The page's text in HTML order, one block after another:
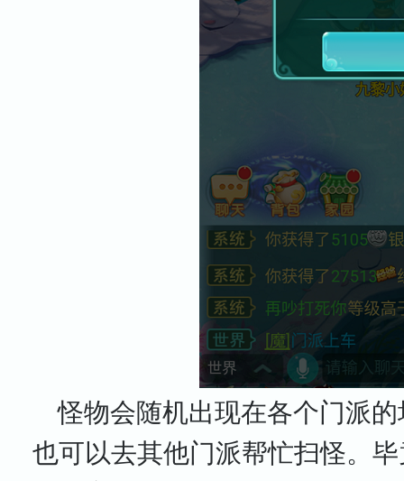
怪物会随机出现在各个门派
也可以去其他门派帮忙扫怪。